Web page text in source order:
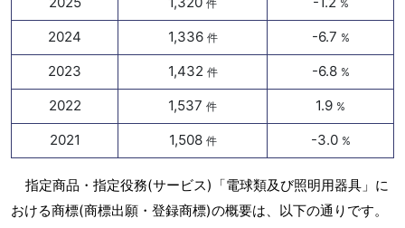
件 %
2024 1,336 件 -6.7 %
2023 1,432 件 -6.8 %
2022 1,537 件 1.9 %
2021 1,508 件 -3.0 %
指定商品・指定役務(サービス)「電球類及び照明用器具」に
おける商標(商標出願・登録商標)の概要は、以下の通りです。